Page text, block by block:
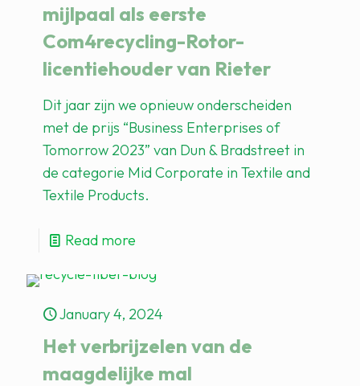
mijlpaal als eerste
Com4recycling-Rotor-
licentiehouder van Rieter
Dit jaar zijn we opnieuw onderscheiden
met de prijs “Business Enterprises of
Tomorrow 2023” van Dun & Bradstreet in
de categorie Mid Corporate in Textile and
Textile Products.
Read more
January 4, 2024
Het verbrijzelen van de
maagdelijke mal